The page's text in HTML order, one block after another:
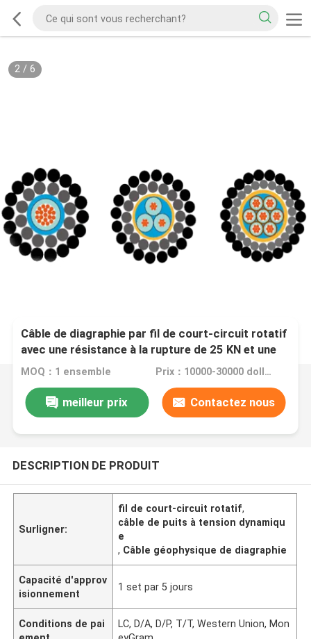
2/ 6
Câble de diagraphie par fil de court-circuit rotatif
avec une résistance à la rupture de 25 KN et une
température nominale de 232 °C pour la
MOQ：1 ensemble Prix：10000-30000 dollar/ 1 set
meilleur prix Contactez nous
DESCRIPTION DE PRODUIT
Surligner:
fil de court-circuit rotatif,
câble de puits à tension dynamiqu
e
, Câble géophysique de diagraphie
Capacité d'approv
isionnement
1 set par 5 jours
Conditions de pai
LC, D/A, D/P, T/T, Western Union, Mon